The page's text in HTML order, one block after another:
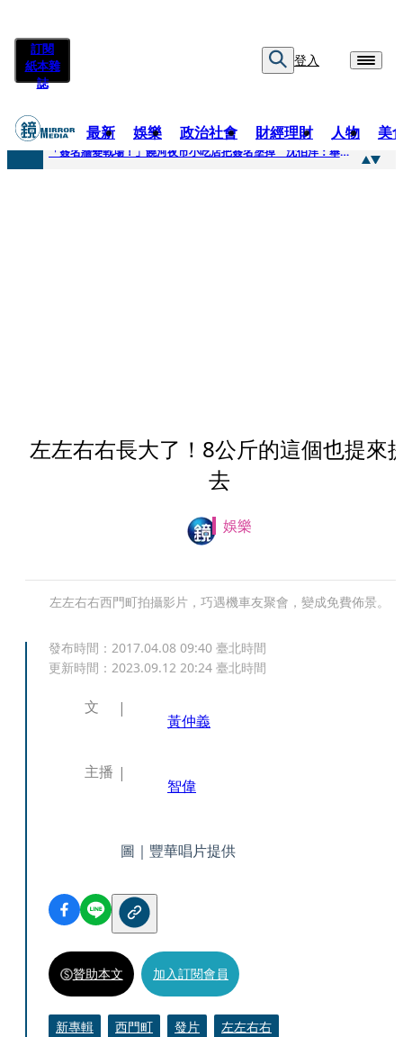
訂閱
紙本雜
誌
登入
最新 娛樂 政治社會 財經理財 人物 美
快訊
「簽名牆變戰場！」饒河夜市小吃店把簽名塗掉 沈伯洋：舉雙手贊成
左左右右長大了！8公斤的這個也提來
去
娛樂
左左右右西門町拍攝影片，巧遇機車友聚會，變成免費佈景。
發布時間： 2017.04.08 09:40 臺北時間
更新時間： 2023.09.12 20:24 臺北時間
文
黃仲義
主播
智偉
圖｜豐華唱片提供
贊助本文 加入訂閱會員
新專輯 西門町 發片 左左右右